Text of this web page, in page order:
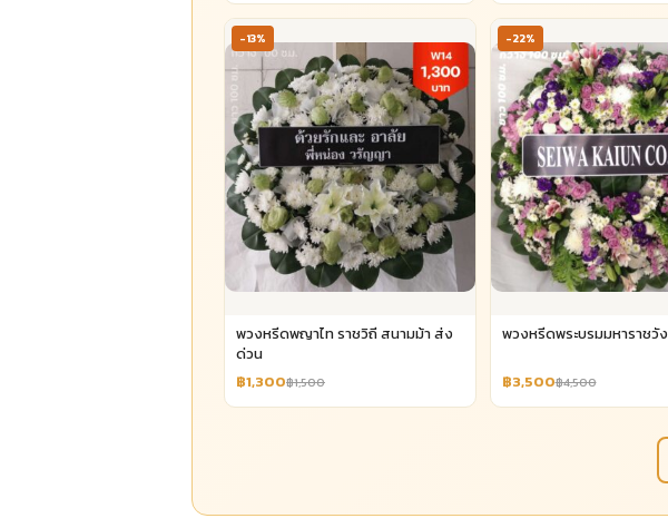
-13%
พวงหรีดพญาไท ราชวิถี สนามม้า ส่ง
ด่วน
฿1,300฿1,500
-22%
พวงหรีดพระบรมมหาราชวัง
฿3,500฿4,500